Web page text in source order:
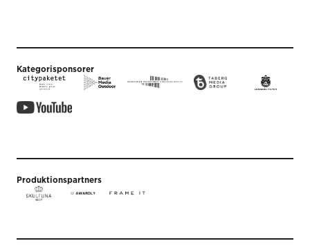
Kategorisponsorer
Produktionspartners